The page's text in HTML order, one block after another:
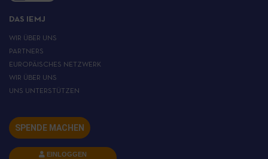
DAS IEMJ
WIR ÜBER UNS
PARTNERS
EUROPÄISCHES NETZWERK
WIR ÜBER UNS
UNS UNTERSTÜTZEN
SPENDE MACHEN
EINLOGGEN